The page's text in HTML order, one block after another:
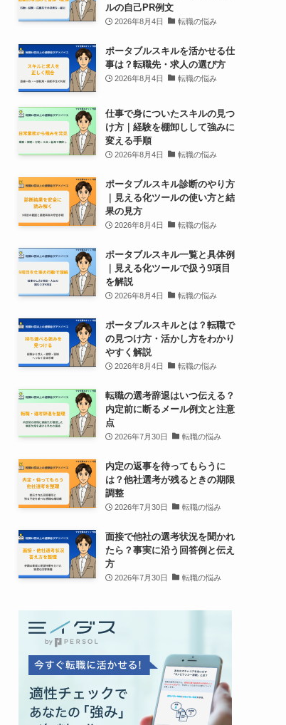
ルの自己PR例文
2026年8月4日 転職の悩み
ポータブルスキルを活かせる仕
事は？転職先・求人の選び方
2026年8月4日 転職の悩み
仕事で身についたスキルの見つ
け方｜経験を棚卸しして強みに
変える手順
2026年8月4日 転職の悩み
ポータブルスキル診断のやり方
｜見える化ツールの使い方と結
果の見方
2026年8月4日 転職の悩み
ポータブルスキル一覧と具体例
｜見える化ツールで扱う9項目
を解説
2026年8月4日 転職の悩み
ポータブルスキルとは？転職で
の見つけ方・活かし方をわかり
やすく解説
2026年8月4日 転職の悩み
転職の選考辞退はいつ伝える？
内定前に断るメール例文と注意
点
2026年7月30日 転職の悩み
内定の返事を待ってもらうに
は？他社選考が残るときの期限
調整
2026年7月30日 転職の悩み
面接で他社の選考状況を聞かれ
たら？事実に沿う回答例と伝え
方
2026年7月30日 転職の悩み